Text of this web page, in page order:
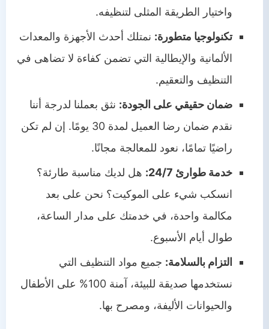
واختيار الطريقة المثلى لتنظيفه.
تكنولوجيا متطورة: نمتلك أحدث الأجهزة والمعدات
الألمانية والإيطالية التي تضمن كفاءة لا تضاهى في
التنظيف والتعقيم.
ضمان حقيقي على الجودة: نثق بعملنا لدرجة أننا
نقدم ضمان رضا العميل لمدة 30 يومًا. إن لم تكن
راضيًا تمامًا، نعود للمعالجة مجانًا.
خدمة طوارئ 24/7:
هل لديك مناسبة طارئة؟
انسكب شيء على الموكيت؟ نحن على بعد
مكالمة واحدة، في خدمتك على مدار الساعة،
طوال أيام الأسبوع.
التزام بالسلامة: جميع مواد التنظيف التي
نستخدمها صديقة للبيئة، آمنة 100% على الأطفال
والحيوانات الأليفة، ومصرح بها.